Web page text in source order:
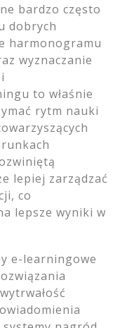
bardzo często
dobrych
harmonogramu
wyznaczanie
to właśnie
rytm nauki
lepiej zarządzać
co
lepsze wyniki w
e-learningowe